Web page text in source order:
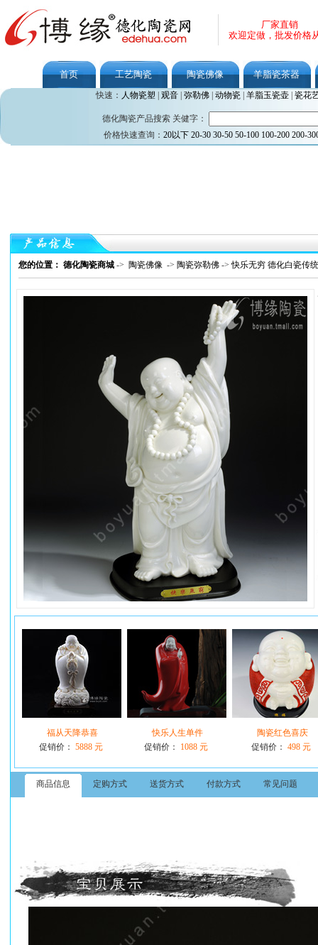
厂家直销
欢迎定做，批发价格
首页 工艺陶瓷 陶瓷佛像 羊脂瓷茶器
快速： 人物瓷塑 观音| 弥勒佛| 动物瓷| 羊脂玉瓷壶| 瓷花
德化陶瓷产品搜索 关健字：
价格快速查询： 20以下 20-30 30-50 50-100 100-200 200-
您的位置： 德化陶瓷商城 -> 陶瓷佛像 -> 陶瓷弥勒佛 ->快乐无穷 德化白瓷传
福从天降恭喜
促销价： 5888 元
快乐人生单件
促销价：
1088 元
陶瓷红色喜庆
促销价： 498 元
商品信息 定购方式 送货方式 付款方式 常见问题